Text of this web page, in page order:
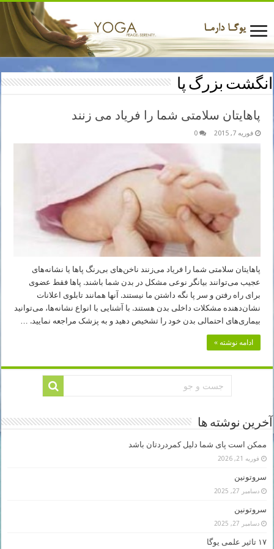
انگشت بزرگ پا
پاهایتان سلامتی شما را فریاد می زنند
فوریه 7, 2015 0
پاهایتان سلامتی شما را فریاد می‌زنند ناخن‌های بی‌رنگ پاها یا نشانه‌های
عجیب می‌توانند بیانگر نوعی مشکل در بدن شما باشند. پاها فقط عضوی
برای راه رفتن و سر پا نگه داشتن ما نیستند. آنها همانند تابلوی اعلانات
نشان‌دهنده مشکلات داخلی بدن هستند. با آشنایی با انواع نشانه‌ها، می‌توانید
بیماری‌های احتمالی بدن خود را تشخیص دهید و به پزشک مراجعه نمایید. …
ادامه نوشته »
آخرین نوشته ها
ممکن است پای شما دلیل کمردردتان باشد
فوریه 21, 2026
سروتونین
دسامبر 27, 2025
سروتونین
دسامبر 27, 2025
۱۷ تاثیر علمی یوگا